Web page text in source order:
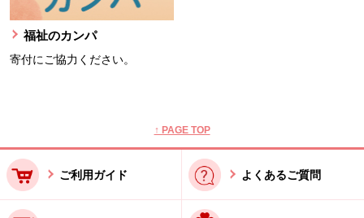
福祉のカンパ
寄付にご協力ください。
↑ PAGE TOP
ご利用ガイド よくあるご質問